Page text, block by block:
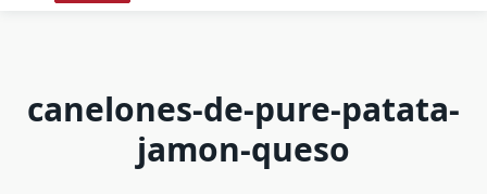
canelones-de-pure-patata-
jamon-queso